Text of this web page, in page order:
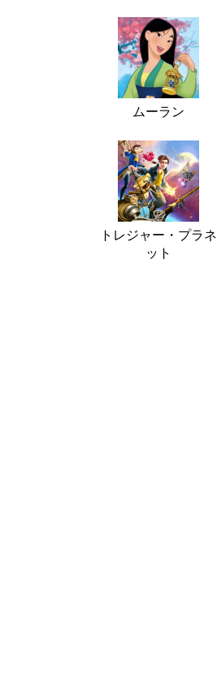
ムーラン
トレジャー・プラネ
ット